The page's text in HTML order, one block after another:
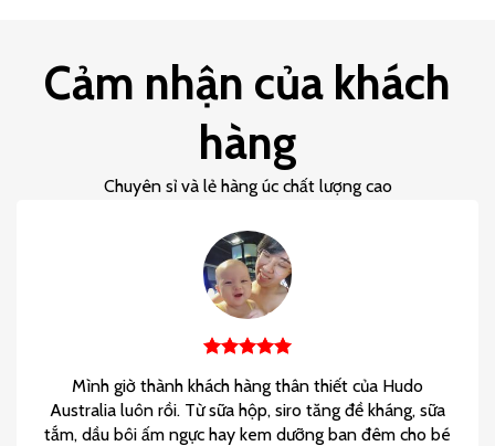
Cảm nhận của khách
hàng
Chuyên sỉ và lẻ hàng úc chất lượng cao
Mình giờ thành khách hàng thân thiết của Hudo
Australia luôn rồi. Từ sữa hộp, siro tăng đề kháng, sữa
tắm, dầu bôi ấm ngực hay kem dưỡng ban đêm cho bé